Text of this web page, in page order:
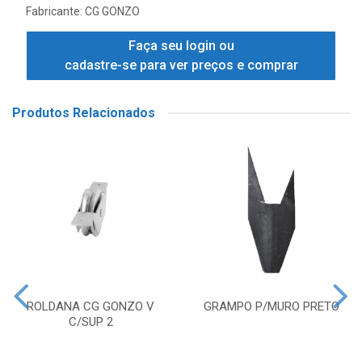
Fabricante: CG GONZO
Faça seu login ou
cadastre-se para ver preços e comprar
Produtos Relacionados
ROLDANA CG GONZO V
C/SUP 2
GRAMPO P/MURO PRETO